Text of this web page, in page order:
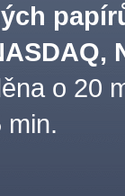
o 20
min.